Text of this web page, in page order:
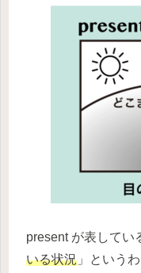
present が表してい
いる状況 」という